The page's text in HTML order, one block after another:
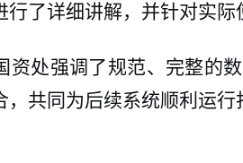
行了详细讲解，并针对实际
资处强调了规范、完整的
共同为后续系统顺利运行